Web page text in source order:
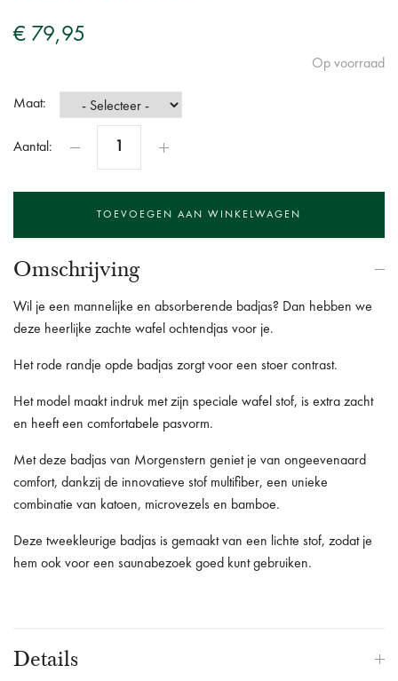
€ 79,95
Op voorraad
Maat:
Aantal:
Omschrijving
Wil je een mannelijke en absorberende badjas? Dan hebben we
deze heerlijke zachte wafel ochtendjas voor je.
Het rode randje opde badjas zorgt voor een stoer contrast.
Het model maakt indruk met zijn speciale wafel stof, is extra zacht
en heeft een comfortabele pasvorm.
Met deze badjas van Morgenstern geniet je van ongeevenaard
comfort, dankzij de innovatieve stof multifiber, een unieke
combinatie van katoen, microvezels en bamboe.
Deze tweekleurige badjas is gemaakt van een lichte stof, zodat je
hem ook voor een saunabezoek goed kunt gebruiken.
Details